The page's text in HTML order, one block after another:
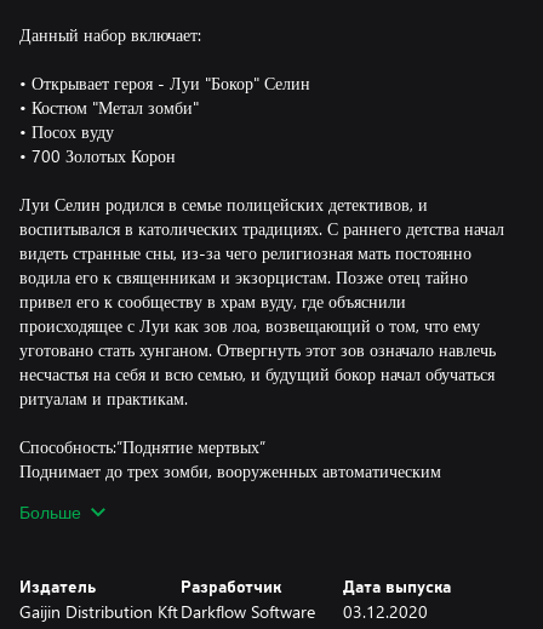
Данный набор включает:
• Открывает героя - Луи "Бокор" Селин
• Костюм "Метал зомби"
• Посох вуду
• 700 Золотых Корон
Луи Селин родился в семье полицейских детективов, и
воспитывался в католических традициях. С раннего детства начал
видеть странные сны, из-за чего религиозная мать постоянно
водила его к священникам и экзорцистам. Позже отец тайно
привел его к сообществу в храм вуду, где объяснили
происходящее с Луи как зов лоа, возвещающий о том, что ему
уготовано стать хунганом. Отвергнуть этот зов означало навлечь
несчастья на себя и всю семью, и будущий бокор начал обучаться
ритуалам и практикам.
Способность:”Поднятие мертвых”
Поднимает до трех зомби, вооруженных автоматическим
поле зрения. Использование сверхспособности также
сверхспособность с уже поднятым максимальным количеством
зомби.
Больше
Издатель
Gaijin Distribution Kft
Разработчик
Darkflow Software
Дата выпуска
03.12.2020